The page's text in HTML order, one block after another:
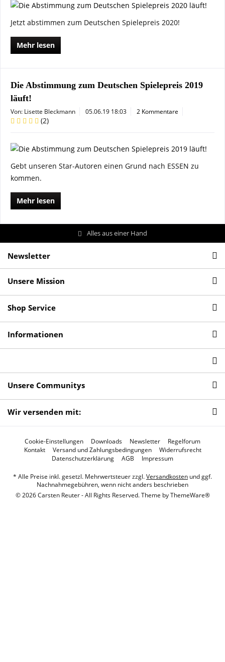
Jetzt abstimmen zum Deutschen Spielepreis 2020!
Mehr lesen
Die Abstimmung zum Deutschen Spielepreis 2019
läuft!
Von: Lisette Bleckmann 05.06.19 18:03 2 Kommentare
(2)
Gebt unseren Star-Autoren einen Grund nach ESSEN zu
kommen.
Mehr lesen
Alles aus einer Hand
Newsletter
Unsere Mission
Shop Service
Informationen
Unsere Communitys
Wir versenden mit:
Cookie-Einstellungen Downloads Newsletter
Regelforum
Kontakt
Versand und Zahlungsbedingungen
Widerrufsrecht
Datenschutzerklärung
AGB Impressum
* Alle Preise inkl. gesetzl. Mehrwertsteuer zzgl.Versandkosten und ggf.
Nachnahmegebühren, wenn nicht anders beschrieben
© 2026 Carsten Reuter - All Rights Reserved. Theme byThemeWare®